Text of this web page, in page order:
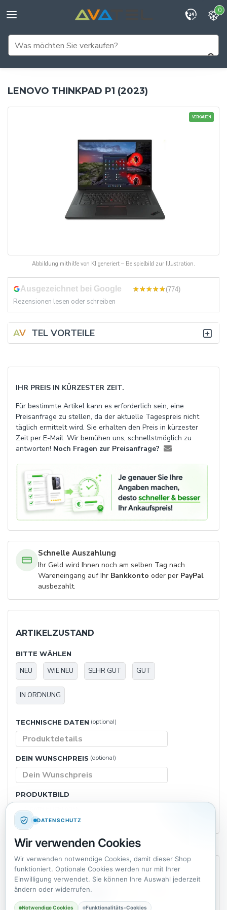
0
LENOVO THINKPAD P1 (2023)
VERKAUFEN
Abbildung mithilfe von KI generiert – Beispielbild zur Illustration.
Ausgezeichnet bei Google (774)
Rezensionen lesen oder schreiben
Schnelle Auszahlung
Ihr Geld wird Ihnen noch am selben Tag nach
Wareneingang auf Ihr Bankkonto oder per PayPal
ausbezahlt.
IHR PREIS IN KÜRZESTER ZEIT.
Für bestimmte Artikel kann es erforderlich sein, eine
Preisanfrage zu stellen, da der aktuelle Tagespreis nicht
täglich ermittelt wird. Sie erhalten den Preis in kürzester
Zeit per E-Mail. Wir bemühen uns, schnellstmöglich zu
antworten! Noch Fragen zur Preisanfrage?
AV TEL VORTEILE
ARTIKELZUSTAND
BITTE WÄHLEN
NEU WIE NEU SEHR GUT GUT
IN ORDNUNG
TECHNISCHE DATEN (optional)
DEIN WUNSCHPREIS (optional)
PRODUKTBILD
AVATEL BEWERTUNGEN
DATENSCHUTZ
Wir verwenden Cookies
Wir verwenden notwendige Cookies, damit dieser Shop
funktioniert. Optionale Cookies werden nur mit Ihrer
Einwilligung verwendet. Sie können Ihre Auswahl jederzeit
ändern oder widerrufen.
Notwendige Cookies Funktionalitäts-Cookies